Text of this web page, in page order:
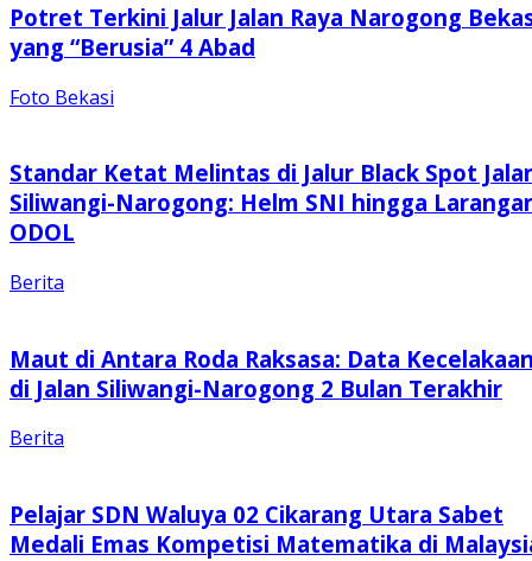
Potret Terkini Jalur Jalan Raya Narogong
yang “Berusia” 4 Abad
Foto Bekasi
Standar Ketat Melintas di Jalur Black Spot
Siliwangi-Narogong: Helm SNI hingga
ODOL
Berita
Maut di Antara Roda Raksasa: Data
di Jalan Siliwangi-Narogong 2 Bulan Terakhir
Berita
Pelajar SDN Waluya 02 Cikarang Utara Sabet
Medali Emas Kompetisi Matematika di